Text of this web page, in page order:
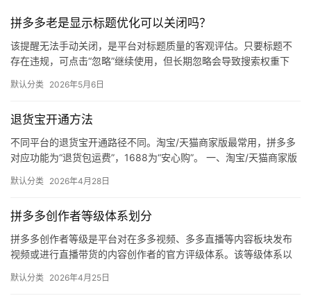
媒
体
社
拼多多老是显示标题优化可以关闭吗？
该提醒无法手动关闭，是平台对标题质量的客观评估。只要标题不
存在违规，可点击“忽略”继续使用，但长期忽略会导致搜索权重下
默认分类 2026年5月6日
退货宝开通方法
不同平台的退货宝开通路径不同。淘宝/天猫商家版最常用，拼多多
对应功能为“退货包运费”，1688为“安心购”。 一、淘宝/天猫商家版
默认分类 2026年4月28日
拼多多创作者等级体系划分
拼多多创作者等级是平台对在多多视频、多多直播等内容板块发布
视频或进行直播带货的内容创作者的官方评级体系。该等级体系以
同等级…
默认分类 2026年4月25日